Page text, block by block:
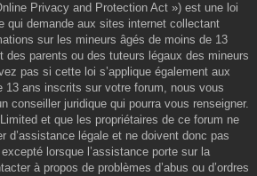
Privacy and Protection Act ») est une loi
qui demande aux sites internet collectant
sur les mineurs âgés de moins de 13
des parents ou des tuteurs légaux des mineurs
pas si cette loi s’applique également aux
13 ans inscrits sur votre forum, nous vous
conseiller juridique qui pourra vous renseigner.
et que les propriétaires de ce forum ne
d’assistance légale et ne doivent donc pas
lorsque l’assistance porte sur la
à propos de problèmes d’abus ou d’ordres